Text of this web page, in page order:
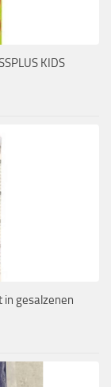
KIDS
in gesalzenen